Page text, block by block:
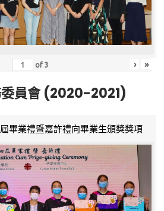
of3 › »
委員會 (2020-2021)
畢業禮暨嘉許禮向畢業生頒獎獎項